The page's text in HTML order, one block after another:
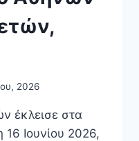
2026
έκλεισε στα
Ιουνίου 2026,